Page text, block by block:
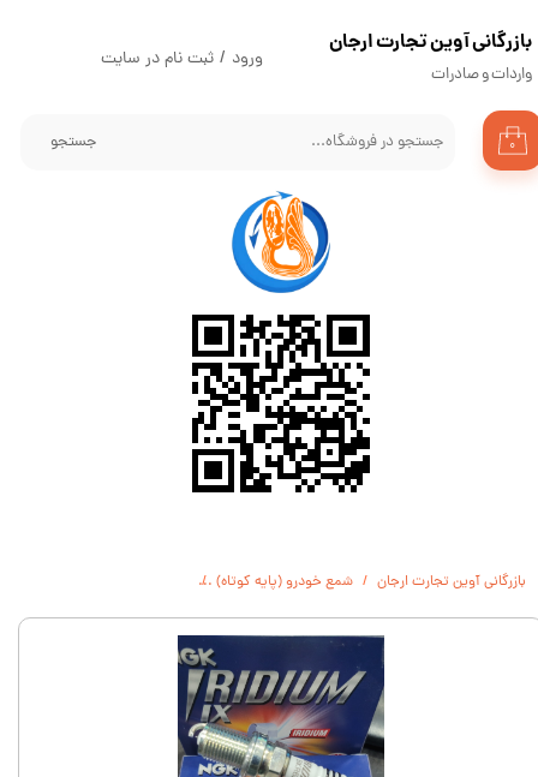
جستجو ۰
ورود / ثبت نام در سایت
حساب کاربری من
تغییر گذر واژه
سفارشات
​بازرگانی آوین تجارت ارجان
واردات و صادرات
بازرگانی آوین تجارت ارجان شمع خودرو (پایه کوتاه)